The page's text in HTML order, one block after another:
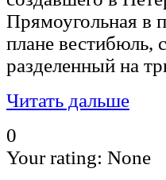
Прямоугольная в
плане вестибюль,
разделенный на
Читать дальше
0
Your rating: None